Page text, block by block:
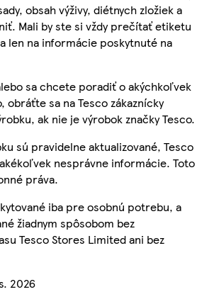
obsah výživy, diétnych zložiek a
Mali by ste si vždy prečítať etiketu
len na informácie poskytnuté na
sa chcete poradiť o akýchkoľvek
obráťte sa na Tesco zákaznícky
ak nie je výrobok značky Tesco.
sú pravidelne aktualizované, Tesco
nesprávne informácie. Toto
práva.
iba pre osobnú potrebu, a
žiadnym spôsobom bez
Tesco Stores Limited ani bez
2026